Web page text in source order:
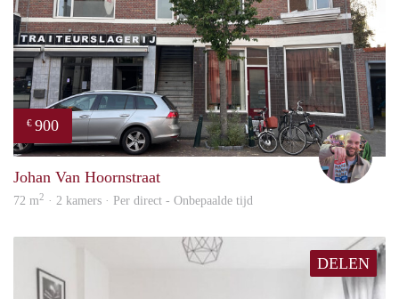
€ 900
Johan Van Hoornstraat
72 m2 · 2 kamers · Per direct - Onbepaalde tijd
DELEN